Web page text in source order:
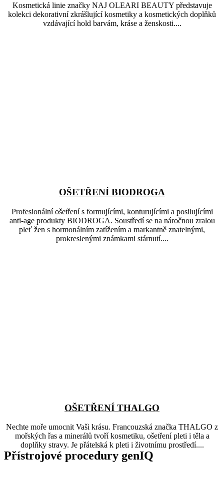
Kosmetická linie značky NAJ OLEARI BEAUTY představuje
kolekci dekorativní zkrášlující kosmetiky a kosmetických doplňků
vzdávající hold barvám, kráse a ženskosti....
OŠETŘENÍ BIODROGA
Profesionální ošetření s formujícími, konturujícími a posilujícími
anti-age produkty BIODROGA. Soustředí se na náročnou zralou
pleť žen s hormonálním zatížením a markantně znatelnými,
prokreslenými známkami stárnutí....
OŠETŘENÍ THALGO
Nechte moře umocnit Vaši krásu. Francouzská značka THALGO z
mořských řas a minerálů tvoří kosmetiku, ošetření pleti i těla a
doplňky stravy. Je přátelská k pleti i životnímu prostředí....
Přístrojové procedury genIQ